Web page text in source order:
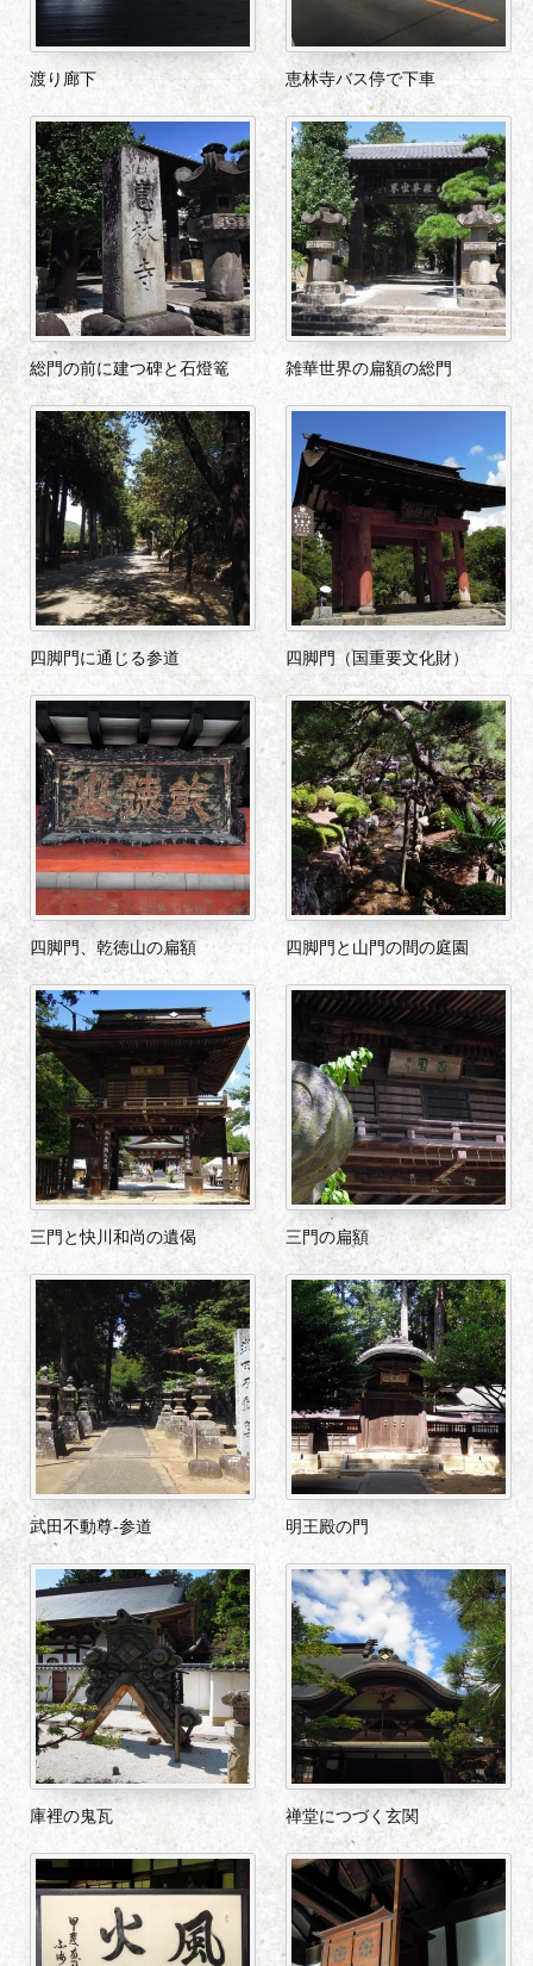
渡り廊下 恵林寺バス停で下車
総門の前に建つ碑と石燈篭 雑華世界の扁額の総門
四脚門に通じる参道 四脚門（国重要文化財）
四脚門、乾徳山の扁額 四脚門と山門の間の庭園
三門と快川和尚の遺偈 三門の扁額
武田不動尊-参道 明王殿の門
庫裡の鬼瓦 禅堂につづく玄関